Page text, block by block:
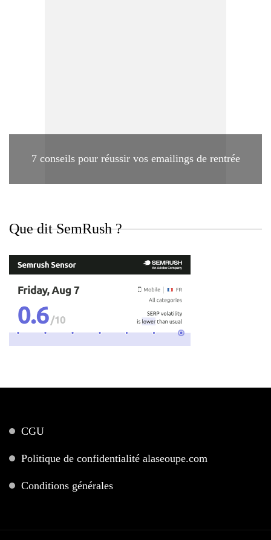
7 conseils pour réussir vos emailings de rentrée
Que dit SemRush ?
CGU
Politique de confidentialité alaseoupe.com
Conditions générales